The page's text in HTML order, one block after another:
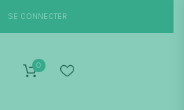
SE CONNECTER
0